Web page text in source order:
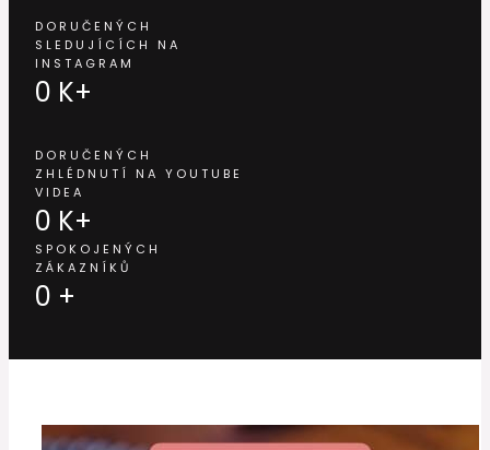
DORUČENÝCH
SLEDUJÍCÍCH NA
INSTAGRAM
0 K+
DORUČENÝCH
ZHLÉDNUTÍ NA YOUTUBE
VIDEA
0 K+
SPOKOJENÝCH
ZÁKAZNÍKŮ
0 +